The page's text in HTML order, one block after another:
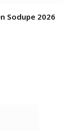
Sodupe 2026